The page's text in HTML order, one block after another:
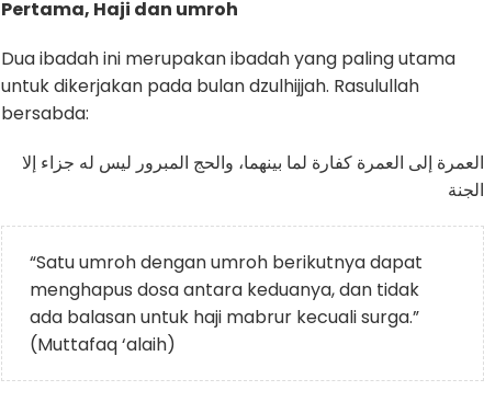
Pertama, Haji dan umroh
Dua ibadah ini merupakan ibadah yang paling utama
untuk dikerjakan pada bulan dzulhijjah. Rasulullah
bersabda:
العمرة إلى العمرة كفارة لما بينهما، والحج المبرور ليس له جزاء إلا
الجنة
“Satu umroh dengan umroh berikutnya dapat
menghapus dosa antara keduanya, dan tidak
ada balasan untuk haji mabrur kecuali surga.”
(Muttafaq ‘alaih)